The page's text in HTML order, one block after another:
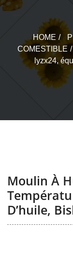
HOME
COMESTIBLE
lyzx24,
Moulin À
D’huile,